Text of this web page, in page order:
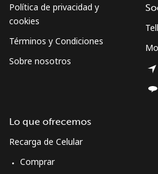
Política de privacidad y
cookies
Términos y Condiciones
Sobre nosotros
Lo que ofrecemos
Recarga de Celular
Comprar